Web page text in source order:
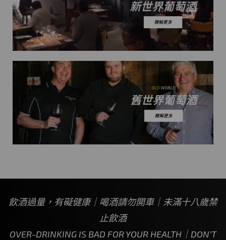
飲酒過量，有礙健康｜喝酒請勿開車｜未滿十八歲禁
止飲酒
OVER-DRINKING IS BAD FOR YOUR HEALTH｜DON’T